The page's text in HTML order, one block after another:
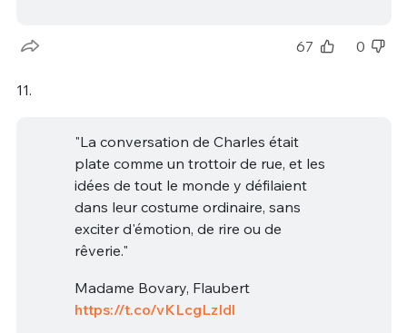
67 0
11.
"La conversation de Charles était
plate comme un trottoir de rue, et les
idées de tout le monde y défilaient
dans leur costume ordinaire, sans
exciter d'émotion, de rire ou de
rêverie."
Madame Bovary, Flaubert
https://t.co/vKLcgLzIdl